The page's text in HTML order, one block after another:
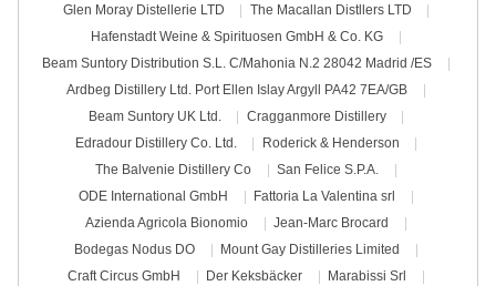
Glen Moray Distellerie LTD
The Macallan Distllers LTD
Hafenstadt Weine & Spirituosen GmbH & Co. KG
Beam Suntory Distribution S.L. C/Mahonia N.2 28042 Madrid /ES
Ardbeg Distillery Ltd. Port Ellen Islay Argyll PA42 7EA/GB
Beam Suntory UK Ltd.
Cragganmore Distillery
Edradour Distillery Co. Ltd.
Roderick & Henderson
The Balvenie Distillery Co
San Felice S.P.A.
ODE International GmbH
Fattoria La Valentina srl
Azienda Agricola Bionomio
Jean-Marc Brocard
Bodegas Nodus DO
Mount Gay Distilleries Limited
Craft Circus GmbH
Der Keksbäcker
Marabissi Srl